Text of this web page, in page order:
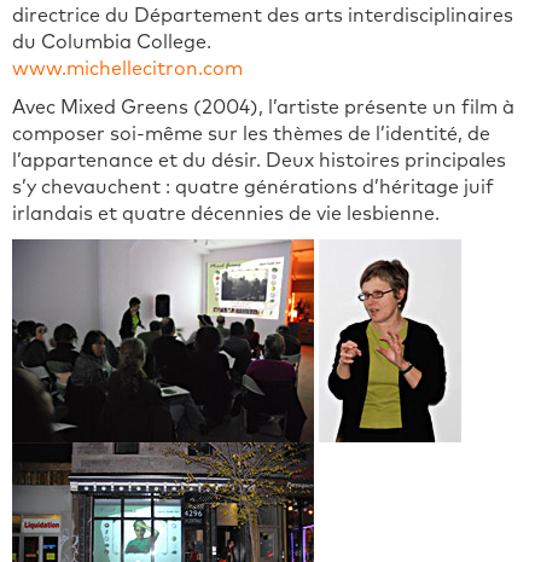
directrice du Département des arts interdisciplinaires
du Columbia College.
www.michellecitron.com
Avec Mixed Greens (2004), l’artiste présente un film à
composer soi-même sur les thèmes de l’identité, de
l’appartenance et du désir. Deux histoires principales
s’y chevauchent : quatre générations d’héritage juif
irlandais et quatre décennies de vie lesbienne.